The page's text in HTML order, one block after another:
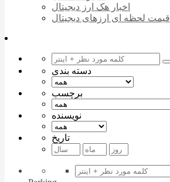
اخبار هک ارز دیجیتال
قیمت لحظه ای ارزهای دیجیتال
دسته بندی
برچسب
نویسنده
تاریخ